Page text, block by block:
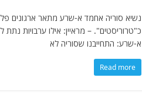
נשיא סוריה אחמד א-שרע מתאר ארגונים
כ"טרוריסטים". – מראיין: אילו ערבויות
א-שרע: התחייבנו שסוריה לא
Read more